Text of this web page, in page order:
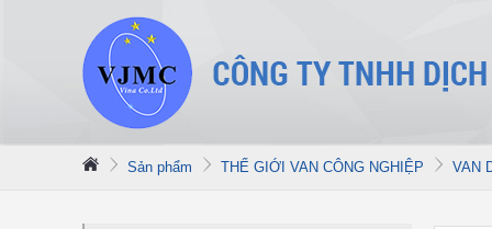
Sản phẩm THẾ GIỚI VAN CÔNG NGHIỆP VAN